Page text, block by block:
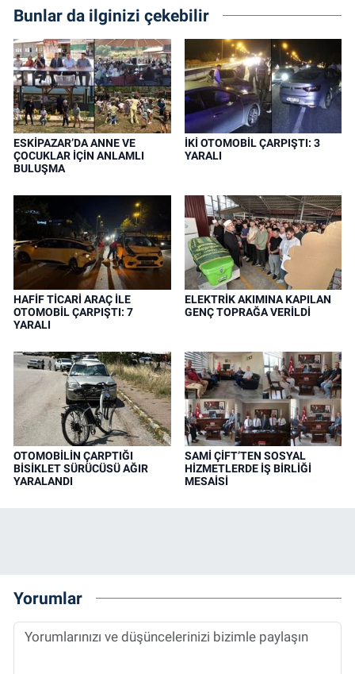
Bunlar da ilginizi çekebilir
ESKİPAZAR’DA ANNE VE
ÇOCUKLAR İÇİN ANLAMLI
BULUŞMA
İKİ OTOMOBİL ÇARPIŞTI: 3
YARALI
HAFİF TİCARİ ARAÇ İLE
OTOMOBİL ÇARPIŞTI: 7
YARALI
ELEKTRİK AKIMINA KAPILAN
GENÇ TOPRAĞA VERİLDİ
OTOMOBİLİN ÇARPTIĞI
BİSİKLET SÜRÜCÜSÜ AĞIR
YARALANDI
SAMİ ÇİFT’TEN SOSYAL
HİZMETLERDE İŞ BİRLİĞİ
MESAİSİ
Yorumlar